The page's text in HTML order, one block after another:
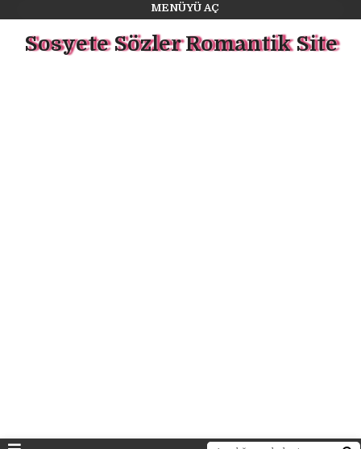
MENÜYÜ AÇ
Sosyete Sözler Romantik Site